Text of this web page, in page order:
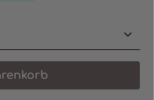
den